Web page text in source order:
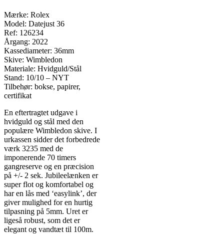
Mærke: Rolex
Model: Datejust 36
Ref: 126234
Årgang: 2022
Kassediameter: 36mm
Skive: Wimbledon
Materiale: Hvidguld/Stål
Stand: 10/10 – NYT
Tilbehør: bokse, papirer,
certifikat
En eftertragtet udgave i
hvidguld og stål med den
populære Wimbledon skive. I
urkassen sidder det forbedrede
værk 3235 med de
imponerende 70 timers
gangreserve og en præcision
på +/- 2 sek. Jubileelænken er
super flot og komfortabel og
har en lås med ‘easylink’, der
giver mulighed for en hurtig
tilpasning på 5mm. Uret er
ligeså robust, som det er
elegant og vandtæt til 100m.